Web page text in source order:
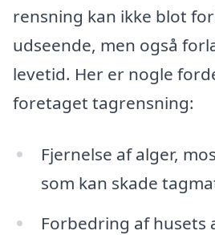
rensning kan ikke blot
udseende, men også
levetid. Her er nogle
foretaget tagrensning:
Fjernelse af alger,
som kan skade
Forbedring af